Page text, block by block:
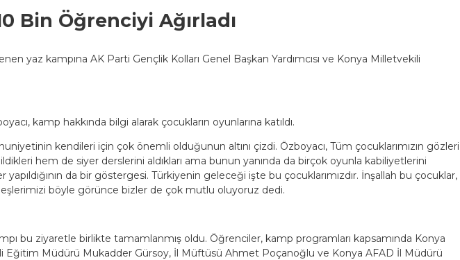
Bin Öğrenciyi Ağırladı
yaz kampına AK Parti Gençlik Kolları Genel Başkan Yardımcısı ve Konya Milletvekili
kamp hakkında bilgi alarak çocukların oyunlarına katıldı.
kendileri için çok önemli olduğunun altını çizdi. Özboyacı, Tüm çocuklarımızın gözleri
hem de siyer derslerini aldıkları ama bunun yanında da birçok oyunla kabiliyetlerini
da bir göstergesi. Türkiyenin geleceği işte bu çocuklarımızdır. İnşallah bu çocuklar,
böyle görünce bizler de çok mutlu oluyoruz dedi.
bu ziyaretle birlikte tamamlanmış oldu. Öğrenciler, kamp programları kapsamında Konya
Eğitim Müdürü Mukadder Gürsoy, İl Müftüsü Ahmet Poçanoğlu ve Konya AFAD İl Müdürü